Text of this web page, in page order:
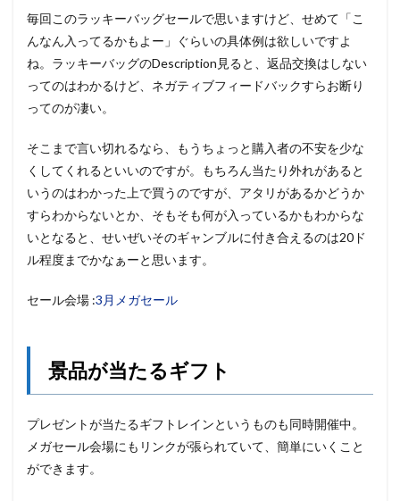
毎回このラッキーバッグセールで思いますけど、せめて「こ
んなん入ってるかもよー」ぐらいの具体例は欲しいですよ
ね。ラッキーバッグのDescription見ると、返品交換はしない
ってのはわかるけど、ネガティブフィードバックすらお断り
ってのが凄い。
そこまで言い切れるなら、もうちょっと購入者の不安を少な
くしてくれるといいのですが。もちろん当たり外れがあると
いうのはわかった上で買うのですが、アタリがあるかどうか
すらわからないとか、そもそも何が入っているかもわからな
いとなると、せいぜいそのギャンブルに付き合えるのは20ド
ル程度までかなぁーと思います。
セール会場 :3月メガセール
景品が当たるギフト
プレゼントが当たるギフトレインというものも同時開催中。
メガセール会場にもリンクが張られていて、簡単にいくこと
ができます。